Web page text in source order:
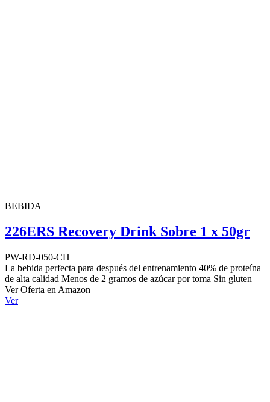
BEBIDA
226ERS Recovery Drink Sobre 1 x 50gr
PW-RD-050-CH
La bebida perfecta para después del entrenamiento 40% de proteína
de alta calidad Menos de 2 gramos de azúcar por toma Sin gluten
Ver Oferta en Amazon
Ver